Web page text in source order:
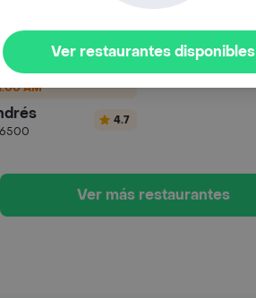
AM
4.7
Ver más restaurantes
Ver restaurantes disponibles